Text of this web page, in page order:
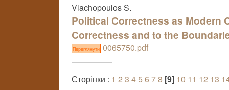
Vlachopoulos S.
Political Correctness as Modern
Correctness and to the
Переглянути 0065750.pdf
Сторінки : 1 2 3 45 6 78 [9] 10 11 12 13